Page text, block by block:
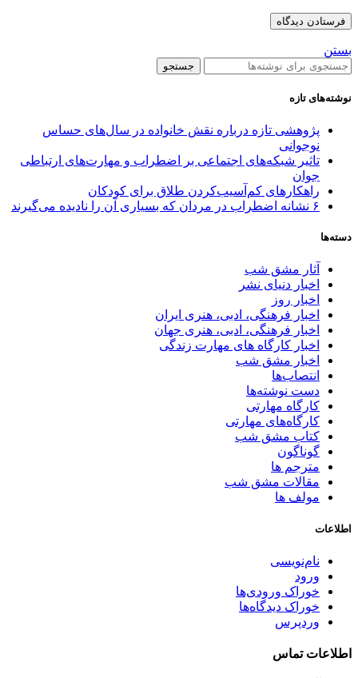
بستن
جستجو
نوشته‌های تازه
پژوهشی تازه درباره نقش خانواده در سال‌های حساس
نوجوانی
تاثیر شبکه‌های اجتماعی بر اضطراب و مهارت‌های ارتباطی
جوان
راهکارهای کم‌آسیب‌کردن طلاق برای کودکان
۶ نشانه اضطراب در مردان که بسیاری آن را نادیده می‌گیرند
دسته‌ها
آثار مشق شب
اخبار دنیای نشر
اخبار روز
اخبار فرهنگی، ادبی، هنری ایران
اخبار فرهنگی، ادبی، هنری جهان
اخبار کارگاه های مهارت زندگی
اخبار مشق شب
انتصاب‌ها
دست نوشته‌ها
کارگاه مهارتی
کارگاه‌های مهارتی
کتاب مشق شب
گوناگون
مترجم ها
مقالات مشق شب
مولف ها
اطلاعات
نام‌نویسی
ورود
خوراک ورودی‌ها
خوراک دیدگاه‌ها
وردپرس
اطلاعات تماس